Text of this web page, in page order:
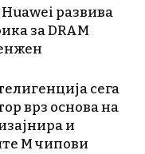
развива
за DRAM
сега
врз основа на
и
М чипови